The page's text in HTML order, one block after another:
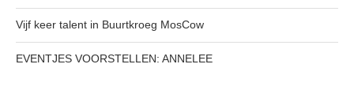
Vijf keer talent in Buurtkroeg MosCow
EVENTJES VOORSTELLEN: ANNELEE